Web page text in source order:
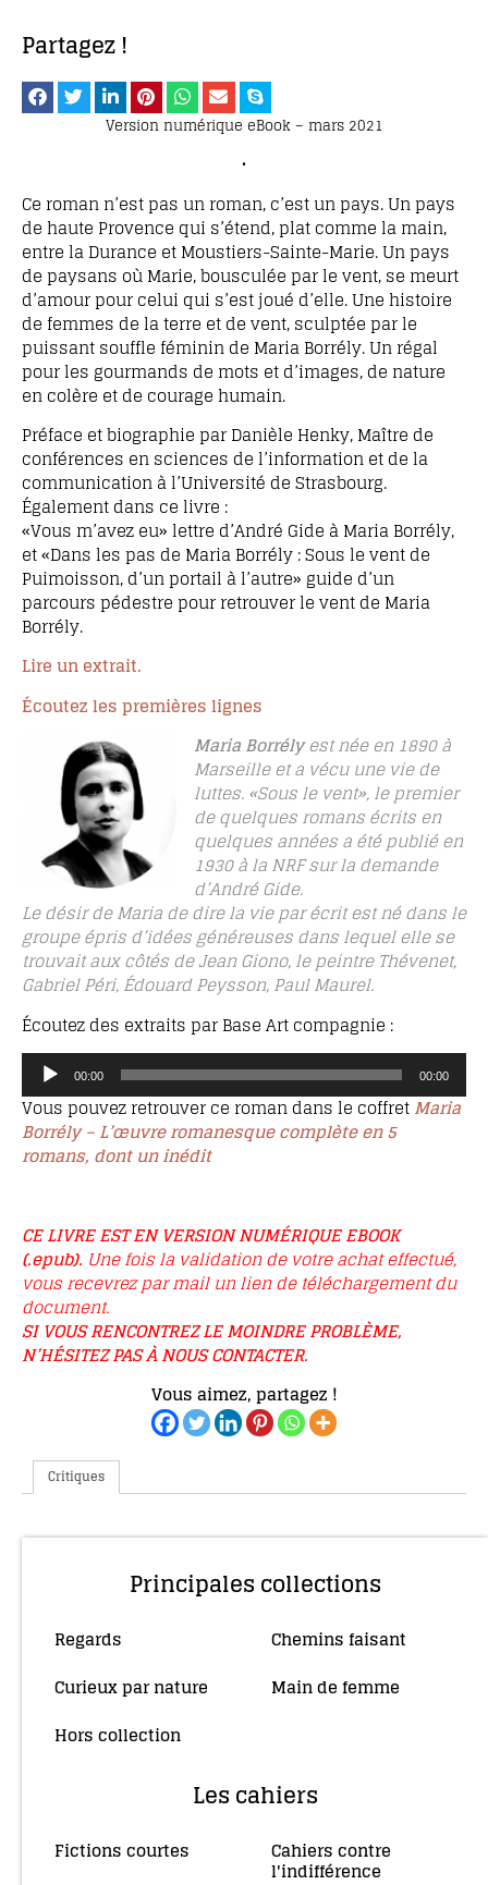
Partagez !
Version numérique eBook – mars 2021
•
Ce roman n’est pas un roman, c’est un pays. Un pays
de haute Provence qui s’étend, plat comme la main,
entre la Durance et Moustiers-Sainte-Marie. Un pays
de paysans où Marie, bousculée par le vent, se meurt
d’amour pour celui qui s’est joué d’elle. Une histoire
de femmes de la terre et de vent, sculptée par le
puissant souffle féminin de Maria Borrély. Un régal
pour les gourmands de mots et d’images, de nature
en colère et de courage humain.
Préface et biographie par Danièle Henky, Maître de
conférences en sciences de l’information et de la
communication à l’Université de Strasbourg.
Également dans ce livre :
«Vous m’avez eu» lettre d’André Gide à Maria Borrély,
et «Dans les pas de Maria Borrély : Sous le vent de
Puimoisson, d’un portail à l’autre» guide d’un
parcours pédestre pour retrouver le vent de Maria
Borrély.
Lire un extrait.
Écoutez les premières lignes
Maria Borrélyest née en 1890 à
Marseille et a vécu une vie de
luttes. «Sous le vent», le premier
de quelques romans écrits en
quelques années a été publié en
1930 à la NRF sur la demande
d’André Gide.
Le désir de Maria de dire la vie par écrit est né dans le
groupe épris d’idées généreuses dans lequel elle se
trouvait aux côtés de Jean Giono, le peintre Thévenet,
Gabriel Péri, Édouard Peysson, Paul Maurel.
Écoutez des extraits par Base Art compagnie :
Lecteur
audio
00:00 00:00
Vous pouvez retrouver ce roman dans le coffretMaria
Borrély – L’œuvre romanesque complète en 5
romans, dont un inédit
CE LIVRE EST EN VERSION NUMÉRIQUE EBOOK
(.epub). Une fois la validation de votre achat effectué,
vous recevrez par mail un lien de téléchargement du
document.
SI VOUS RENCONTREZ LE MOINDRE PROBLÈME,
N’HÉSITEZ PAS À NOUS CONTACTER.
Vous aimez, partagez !
Critiques
Principales collections
Regards Chemins faisant
Curieux par nature Main de femme
Hors collection
Les cahiers
Fictions courtes Cahiers contre
l'indifférence